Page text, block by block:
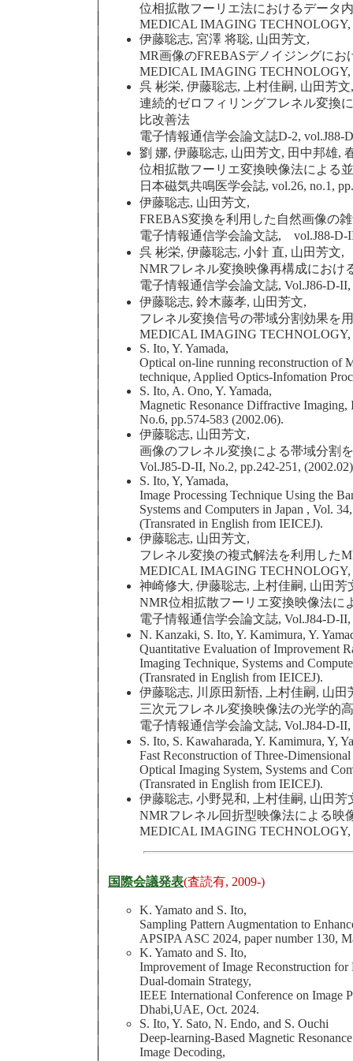
位相拡散フーリエ法におけるデータ
MEDICAL IMAGING TECHNOLOGY,
伊藤聡志, 宮澤 将聡, 山田芳文,
MR画像のFREBASデノイジングにお
MEDICAL IMAGING TECHNOLOGY,
呉 彬栄, 伊藤聡志, 上村佳嗣, 山田芳文,
連続的ゼロフィリングフレネル変換
比改善法
電子情報通信学会論文誌D-2, vol.J88-
劉 娜, 伊藤聡志, 山田芳文, 田中邦雄,
位相拡散フーリエ変換映像法による
日本磁気共鳴医学会誌, vol.26, no.1,
伊藤聡志, 山田芳文,
FREBAS変換を利用した自然画像の
電子情報通信学会論文誌, vol.J88-D-
呉 彬栄, 伊藤聡志, 小針 直, 山田芳文,
NMRフレネル変換映像再構成におけ
電子情報通信学会論文誌, Vol.J86-D-II,
伊藤聡志, 鈴木藤孝, 山田芳文,
フレネル変換信号の帯域分割効果を
MEDICAL IMAGING TECHNOLOGY,
S. Ito, Y. Yamada,
Optical on-line running reconstruction of
technique, Applied Optics-Infomation
S. Ito, A. Ono, Y. Yamada,
Magnetic Resonance Diffractive
No.6, pp.574-583 (2002.06).
伊藤聡志, 山田芳文,
画像のフレネル変換による帯域分割
Vol.J85-D-II, No.2, pp.242-251,
S. Ito, Y, Yamada,
Image Processing Technique Using the
Systems and Computers in Japan , Vol.
(Transrated in English from IEICEJ).
伊藤聡志, 山田芳文,
フレネル変換の複式解法を利用した
MEDICAL IMAGING TECHNOLOGY,
神崎修大, 伊藤聡志, 上村佳嗣, 山田芳
NMR位相拡散フーリエ変換映像法に
電子情報通信学会論文誌, Vol.J84-D-II,
N. Kanzaki, S. Ito, Y. Kamimura, Y.
Quantitative Evaluation of Improvement
Imaging Technique, Systems and
(Transrated in English from IEICEJ).
伊藤聡志, 川原田新悟, 上村佳嗣, 山田
三次元フレネル変換映像法の光学的
電子情報通信学会論文誌, Vol.J84-D-II,
S. Ito, S. Kawaharada, Y. Kamimura, Y,
Fast Reconstruction of Three-
Optical Imaging System, Systems and
(Transrated in English from IEICEJ).
伊藤聡志, 小野晃和, 上村佳嗣, 山田芳
NMRフレネル回折型映像法による映
MEDICAL IMAGING TECHNOLOGY,
国際会議発表(査読有, 2009-)
K. Yamato and S. Ito,
Sampling Pattern Augmentation to
APSIPA ASC 2024, paper number 130,
K. Yamato and S. Ito,
Improvement of Image Reconstruction
Dual-domain Strategy,
IEEE International Conference on Image
Dhabi,UAE, Oct. 2024.
S. Ito, Y. Sato, N. Endo, and S. Ouchi
Deep-learning-Based Magnetic
Image Decoding,